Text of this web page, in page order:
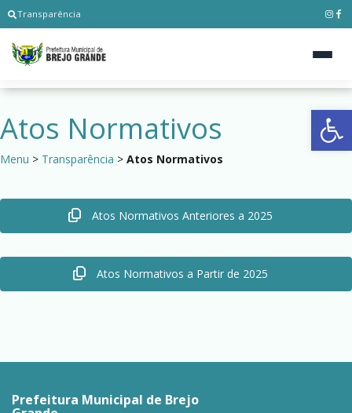
Transparência
Atos Normativos
Menu > Transparência > Atos Normativos
Atos Normativos Anteriores a 2025
Atos Normativos a Partir de 2025
Prefeitura Municipal de Brejo